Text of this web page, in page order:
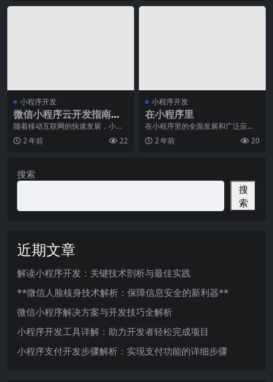
小程序开发
微信小程序云开发指南：
快速构建强大的小程序云
应用
随着移动互联网的快速发展，小程
序已经成为人们生活中不可或缺的
一部分。作为一种轻量
2 年前 22
小程序开发
在小程序里
在小程序里的全面发展和广泛应用
随着智能手机的普及以及移动互联
网的快速发展，小程序
2 年前 20
搜索
搜
索
近期文章
解读小程序开发：关键技术剖析与最佳实践
**微信人脸核身技术解析：保障信息安全的新利器**
微信小程序解决方案与开发技巧全解析
小程序开发工具详解：助力开发者轻松完成项目
小程序支付开发步骤解析：实现支付功能的详细步骤